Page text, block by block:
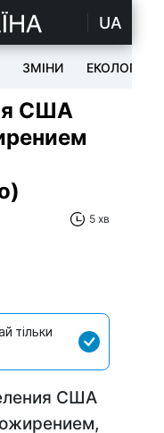
UA
ЗМІНИ ЕКОЛОГІЯ
США
5 хв
тільки
США